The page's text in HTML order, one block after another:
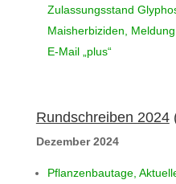
Zulassungsstand
Maisherbiziden,
E-Mail „plus“
Rundschreiben 2024
Dezember 2024
Pflanzenbautage,